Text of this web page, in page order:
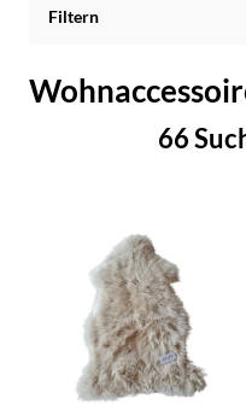
Filtern
66